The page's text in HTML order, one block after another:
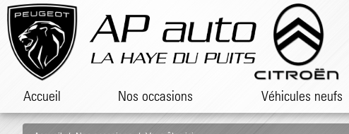
Accueil Nos occasions Véhicules neufs